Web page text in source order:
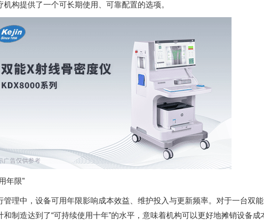
构提供了一个可长期使用、可靠配置的选项。
年限”
管理中，设备可用年限影响成本效益、维护投入与更新频率。对于一台双
制造达到了“可持续使用十年”的水平，意味着机构可以更好地摊销设备成